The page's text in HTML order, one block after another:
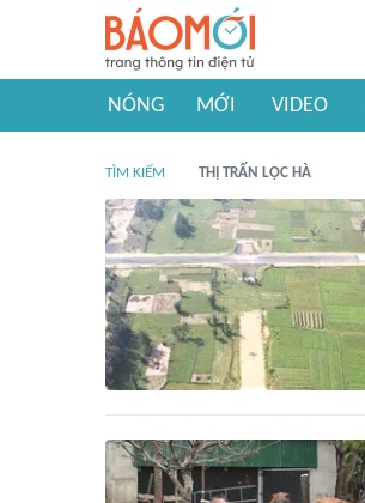
NÓNG MỚI VIDEO
TÌM KIẾM THỊ TRẤN LỘC HÀ